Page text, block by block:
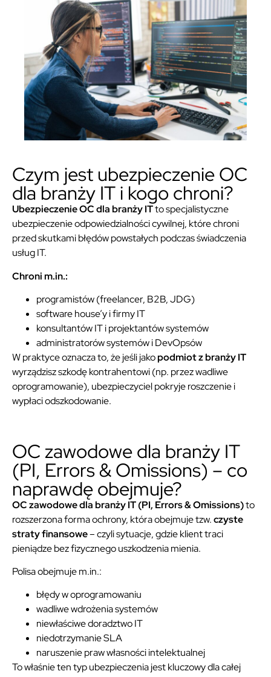
Czym jest ubezpieczenie OC
dla branży IT i kogo chroni?
Ubezpieczenie OC dla branży ITto specjalistyczne
ubezpieczenie odpowiedzialności cywilnej, które chroni
przed skutkami błędów powstałych podczas świadczenia
usług IT.
Chroni m.in.:
programistów (freelancer, B2B, JDG)
software house’y i firmy IT
konsultantów IT i projektantów systemów
administratorów systemów i DevOpsów
W praktyce oznacza to, że jeśli jakopodmiot z branży IT
wyrządzisz szkodę kontrahentowi (np. przez wadliwe
oprogramowanie), ubezpieczyciel pokryje roszczenie i
wypłaci odszkodowanie.
OC zawodowe dla branży IT
(PI, Errors & Omissions) – co
naprawdę obejmuje?
OC zawodowe dla branży IT (PI, Errors & Omissions)to
rozszerzona forma ochrony, która obejmuje tzw.czyste
straty finansowe– czyli sytuacje, gdzie klient traci
pieniądze bez fizycznego uszkodzenia mienia.
Polisa obejmuje m.in.:
błędy w oprogramowaniu
wadliwe wdrożenia systemów
niewłaściwe doradztwo IT
niedotrzymanie SLA
naruszenie praw własności intelektualnej
To właśnie ten typ ubezpieczenia jest kluczowy dla całej